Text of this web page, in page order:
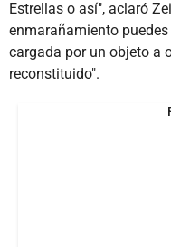
Estrellas o así", aclaró
enmarañamiento
cargada por un objeto a
reconstituido".